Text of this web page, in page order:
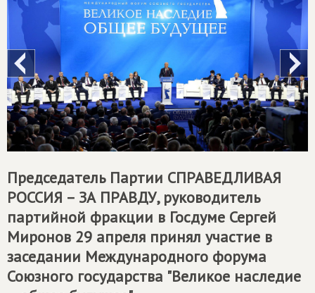
Председатель Партии СПРАВЕДЛИВАЯ
РОССИЯ – ЗА ПРАВДУ, руководитель
партийной фракции в Госдуме Сергей
Миронов 29 апреля принял участие в
заседании Международного форума
Союзного государства "Великое наследие